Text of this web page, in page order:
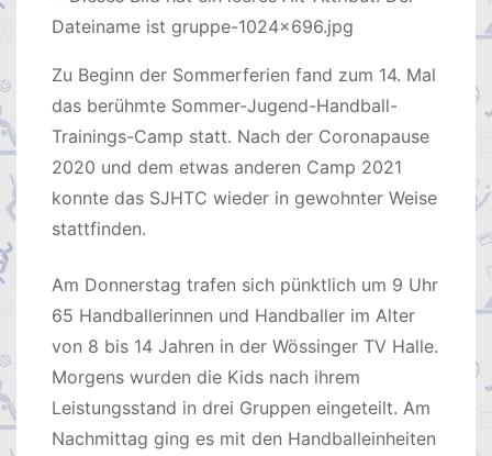
Zu Beginn der Sommerferien fand zum 14. Mal
das berühmte Sommer-Jugend-Handball-
Trainings-Camp statt. Nach der Coronapause
2020 und dem etwas anderen Camp 2021
konnte das SJHTC wieder in gewohnter Weise
stattfinden.
Am Donnerstag trafen sich pünktlich um 9 Uhr
65 Handballerinnen und Handballer im Alter
von 8 bis 14 Jahren in der Wössinger TV Halle.
Morgens wurden die Kids nach ihrem
Leistungsstand in drei Gruppen eingeteilt. Am
Nachmittag ging es mit den Handballeinheiten